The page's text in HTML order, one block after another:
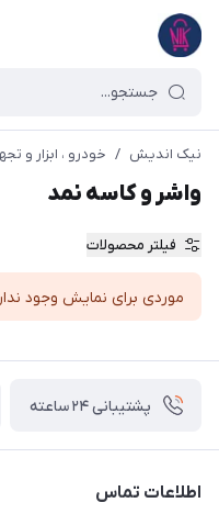
نیک اندیش / خودرو ، ابزار و
واشر و کاسه نمد
فیلتر محصولات
موردی برای نمایش وجود
پشتیبانی ۲۴ ساعته
اطلاعات تماس